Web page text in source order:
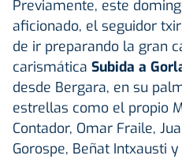
Previamente, este
aficionado, el seguidor
de ir preparando la gran
carismática Subida a
desde Bergara, en su
estrellas como el propio
Contador, Omar Fraile,
Gorospe, Beñat Intxausti